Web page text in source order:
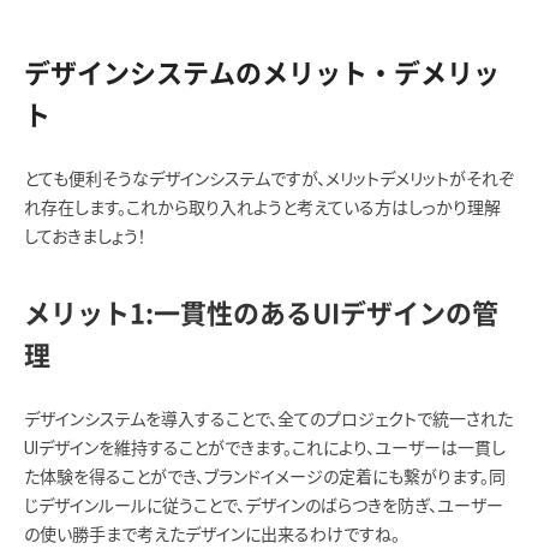
デザインシステムのメリット・デメリッ
ト
とても便利そうなデザインシステムですが、メリットデメリットがそれぞ
れ存在します。これから取り入れようと考えている方はしっかり理解
しておきましょう！
メリット1:一貫性のあるUIデザインの管
理
デザインシステムを導入することで、全てのプロジェクトで統一された
UIデザインを維持することができます。これにより、ユーザーは一貫し
た体験を得ることができ、ブランドイメージの定着にも繋がります。同
じデザインルールに従うことで、デザインのばらつきを防ぎ、ユーザー
の使い勝手まで考えたデザインに出来るわけですね。